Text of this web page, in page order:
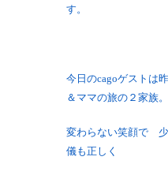
す。
今日のcagoゲストは
＆ママの旅の２家族。
変わらない笑顔で
儀も正しく